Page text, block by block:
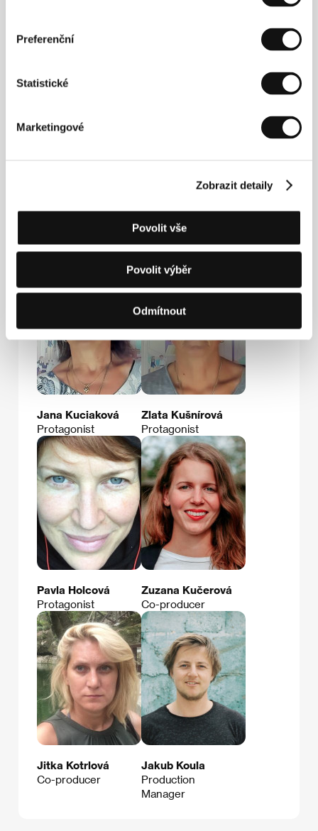
Preferenční
Statistické
Marketingové
Zobrazit detaily
Povolit vše
Povolit výběr
Odmítnout
Film Director
Protagonist
Jana Kuciaková
Protagonist
Zlata Kušnírová
Protagonist
Pavla Holcová
Protagonist
Zuzana Kučerová
Co-producer
Jitka Kotrlová
Co-producer
Jakub Koula
Production
Manager